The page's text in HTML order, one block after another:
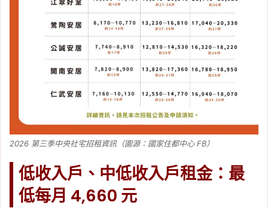
2026 第三季中央社宅招租資訊（圖源：國家住都中心 FB）
低收入戶、中低收入戶租金：最
低每月 4,660 元